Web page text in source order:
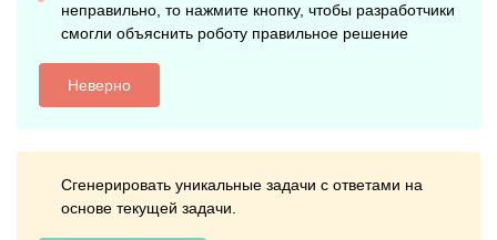
неправильно, то нажмите кнопку, чтобы разработчики
смогли объяснить роботу правильное решение
Неверно
Сгенерировать уникальные задачи с ответами на
основе текущей задачи.